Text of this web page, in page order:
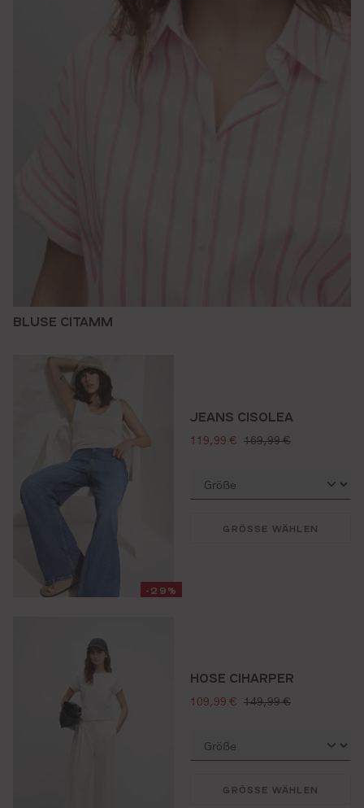
BLUSE CITAMM
-29%
JEANS CISOLEA
verkaufspreis:
119,99 € regulärer preis:
169,99 €
GRÖSSE WÄHLEN
HOSE CIHARPER
verkaufspreis:
109,99 € regulärer preis:
149,99 €
GRÖSSE WÄHLEN